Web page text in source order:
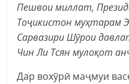
Пешвои миллат,
Тоҷикистон муҳтарам
Сарвазири Шӯрои
Чин Ли Тсян мулоқот
Дар вохӯрӣ маҷмуи